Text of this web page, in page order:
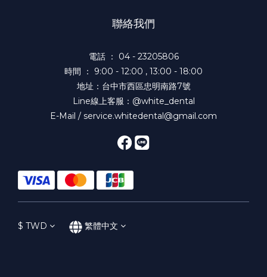
聯絡我們
電話 ： 04 - 23205806
時間 ： 9:00 - 12:00 , 13:00 - 18:00
地址：台中市西區忠明南路7號
Line線上客服：@white_dental
E-Mail / service.whitedental@gmail.com
$ TWD 繁體中文